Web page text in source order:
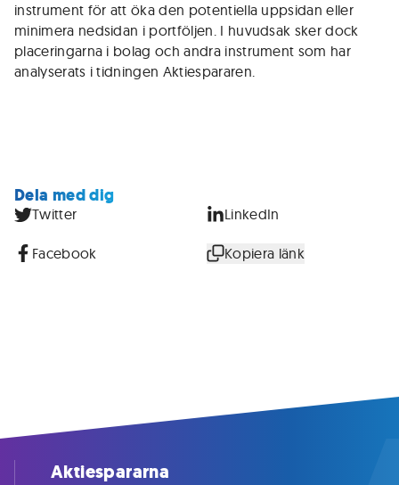
instrument för att öka den potentiella uppsidan eller
minimera nedsidan i portföljen. I huvudsak sker dock
placeringarna i bolag och andra instrument som har
analyserats i tidningen Aktiespararen.
Dela med dig
Twitter LinkedIn
Facebook Kopiera länk
Aktiespararna